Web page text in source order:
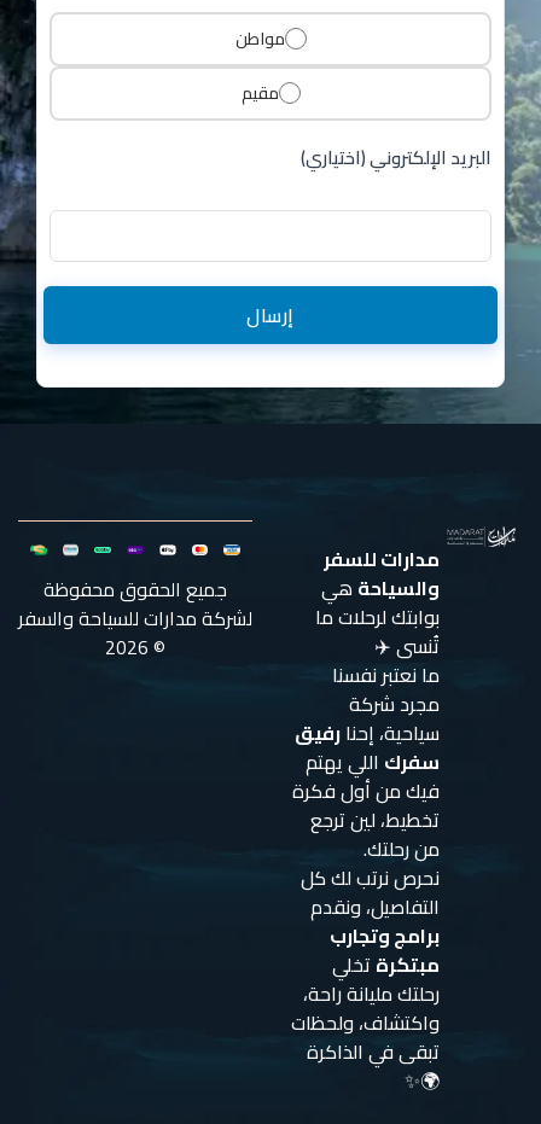
مواطن
مقيم
البريد الإلكتروني (اختياري)
إرسال
مدارات للسفر
والسياحة هي
بوابتك لرحلات ما
تُنسى ✈️
ما نعتبر نفسنا
مجرد شركة
سياحية، إحنارفيق
سفرك اللي يهتم
فيك من أول فكرة
تخطيط، لين ترجع
من رحلتك.
نحرص نرتب لك كل
التفاصيل، ونقدم
برامج وتجارب
مبتكرة تخلي
رحلتك مليانة راحة،
واكتشاف، ولحظات
تبقى في الذاكرة
🌍✨
جميع الحقوق محفوظة
لشركة مدارات للسياحة والسفر
© 2026